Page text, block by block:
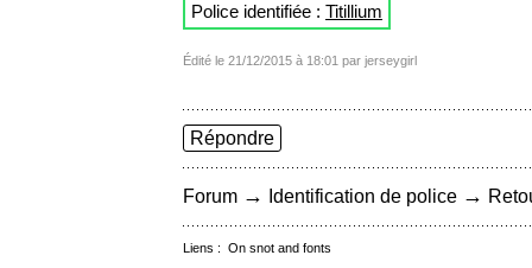
Police identifiée : Titillium
Édité le 21/12/2015 à 18:01 par jerseygirl
Répondre
Forum → Identification de police →
Liens : On snot and fonts